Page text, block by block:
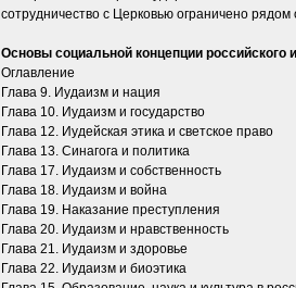
сотрудничество с Церковью ограничено
Основы социальной концепции российского
Оглавление
Глава 9. Иудаизм и нация
Глава 10. Иудаизм и государство
Глава 12. Иудейская этика и светское право
Глава 13. Синагога и политика
Глава 17. Иудаизм и собственность
Глава 18. Иудаизм и война
Глава 19. Наказание преступления
Глава 20. Иудаизм и нравственность
Глава 21. Иудаизм и здоровье
Глава 22. Иудаизм и биоэтика